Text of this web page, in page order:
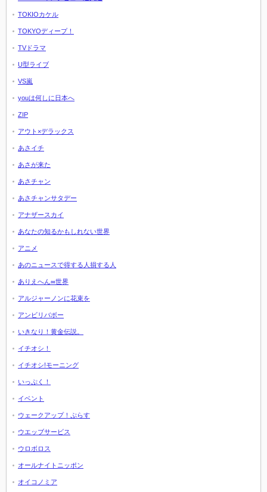
TOKIOカケル
TOKYOディープ！
TVドラマ
U型ライブ
VS嵐
youは何しに日本へ
ZIP
アウト×デラックス
あさイチ
あさが来た
あさチャン
あさチャンサタデー
アナザースカイ
あなたの知るかもしれない世界
アニメ
あのニュースで得する人損する人
ありえへん∞世界
アルジャーノンに花束を
アンビリバボー
いきなり！黄金伝説。
イチオシ！
イチオシ!モーニング
いっぷく！
イベント
ウェークアップ！ぷらす
ウエッブサービス
ウロボロス
オールナイトニッポン
オイコノミア